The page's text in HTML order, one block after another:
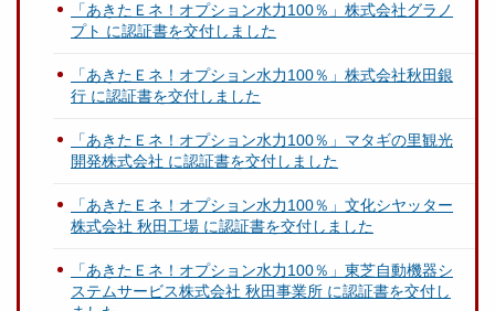
「あきたＥネ！オプション水力100％」株式会社グラノ
プト に認証書を交付しました
「あきたＥネ！オプション水力100％」株式会社秋田銀
行 に認証書を交付しました
「あきたＥネ！オプション水力100％」マタギの里観光
開発株式会社 に認証書を交付しました
「あきたＥネ！オプション水力100％」文化シヤッター
株式会社 秋田工場 に認証書を交付しました
「あきたＥネ！オプション水力100％」東芝自動機器シ
ステムサービス株式会社 秋田事業所 に認証書を交付し